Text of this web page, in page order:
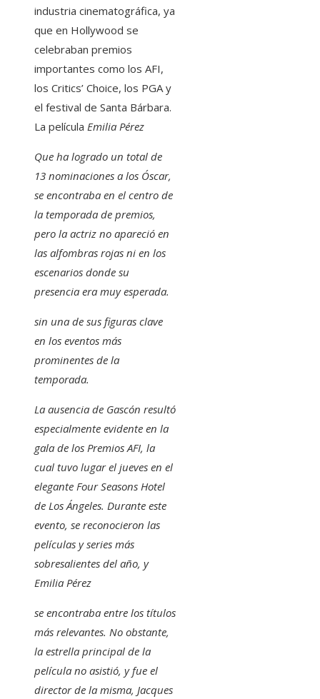
industria cinematográfica, ya
que en Hollywood se
celebraban premios
importantes como los AFI,
los Critics’ Choice, los PGA y
el festival de Santa Bárbara.
La película Emilia Pérez
Que ha logrado un total de
13 nominaciones a los Óscar,
se encontraba en el centro de
la temporada de premios,
pero la actriz no apareció en
las alfombras rojas ni en los
escenarios donde su
presencia era muy esperada.
sin una de sus figuras clave
en los eventos más
prominentes de la
temporada.
La ausencia de Gascón resultó
especialmente evidente en la
gala de los Premios AFI, la
cual tuvo lugar el jueves en el
elegante Four Seasons Hotel
de Los Ángeles. Durante este
evento, se reconocieron las
películas y series más
sobresalientes del año, y
Emilia Pérez
se encontraba entre los títulos
más relevantes. No obstante,
la estrella principal de la
película no asistió, y fue el
director de la misma, Jacques